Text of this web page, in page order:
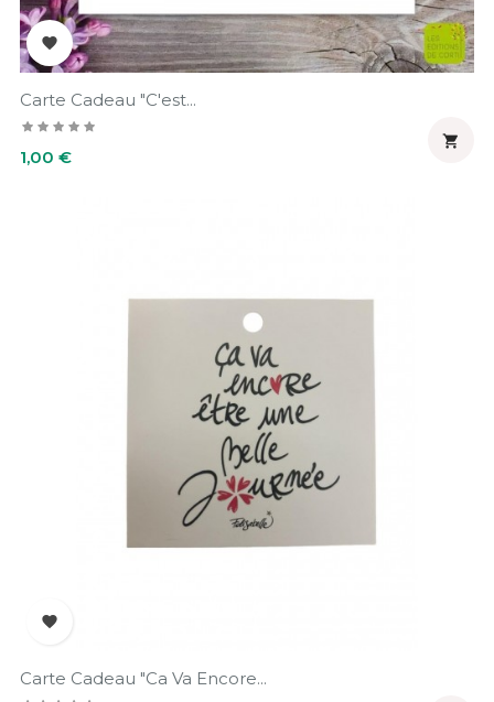

Carte Cadeau "C'est...
Prix
1,00 €


Carte Cadeau "Ca Va Encore...